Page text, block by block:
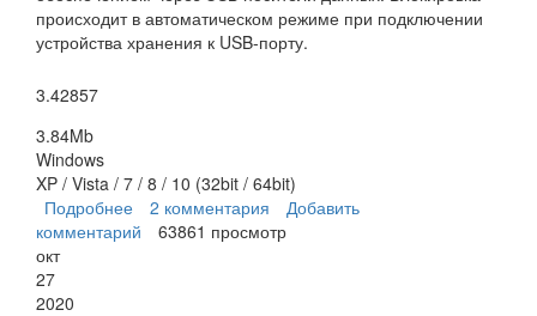
происходит в автоматическом режиме при подключении
устройства хранения к USB-порту.
3.42857
3.84Mb
Windows
XP / Vista / 7 / 8 / 10 (32bit / 64bit)
Подробнее о USB Disk Security
2 комментария
Добавить
комментарий
63861 просмотр
окт
27
2020